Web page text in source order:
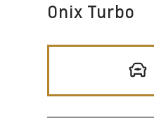
Onix Turbo